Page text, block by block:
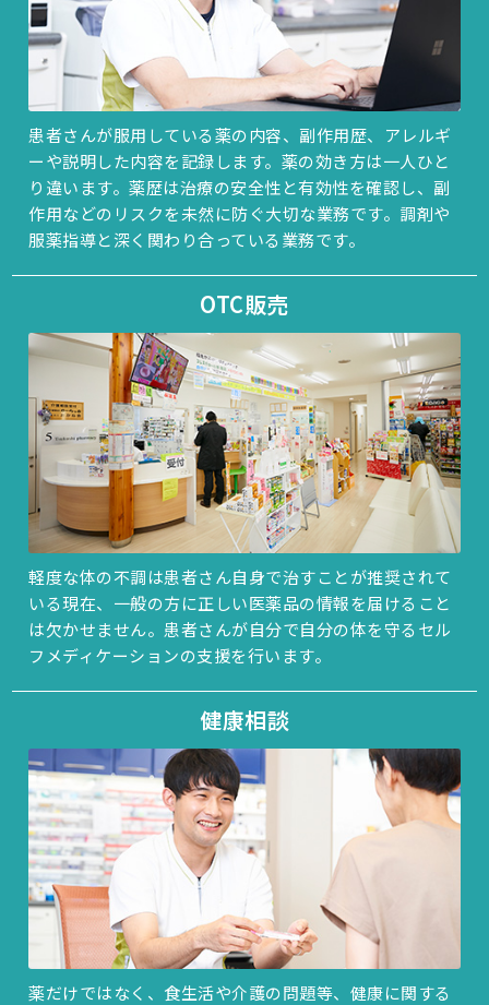
患者さんが服用している薬の内容、副作用歴、アレルギ
ーや説明した内容を記録します。薬の効き方は一人ひと
り違います。薬歴は治療の安全性と有効性を確認し、副
作用などのリスクを未然に防ぐ大切な業務です。調剤や
服薬指導と深く関わり合っている業務です。
OTC販売
軽度な体の不調は患者さん自身で治すことが推奨されて
いる現在、一般の方に正しい医薬品の情報を届けること
は欠かせません。患者さんが自分で自分の体を守るセル
フメディケーションの支援を行います。
健康相談
薬だけではなく、食生活や介護の問題等、健康に関する